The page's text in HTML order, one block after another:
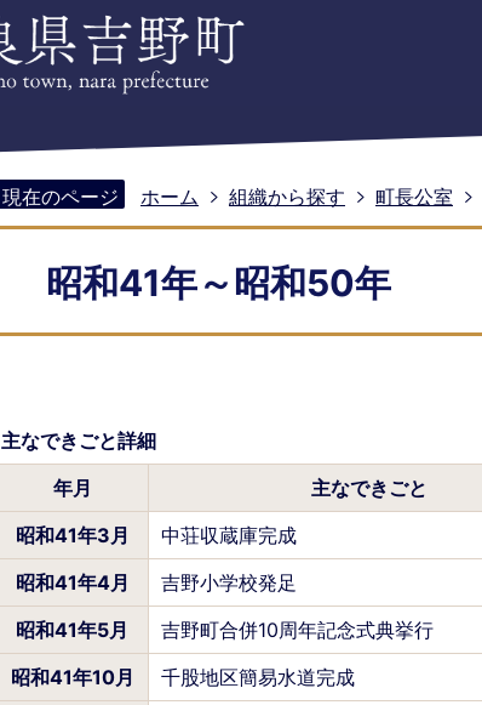
現在のページ ホーム 組織から探す 町長公室
昭和41年～昭和50年
主なできごと詳細
年月
主なできごと
昭和41年3月
中荘収蔵庫完成
昭和41年4月
吉野小学校発足
昭和41年5月
吉野町合併10周年記念式典挙行
昭和41年10月
千股地区簡易水道完成